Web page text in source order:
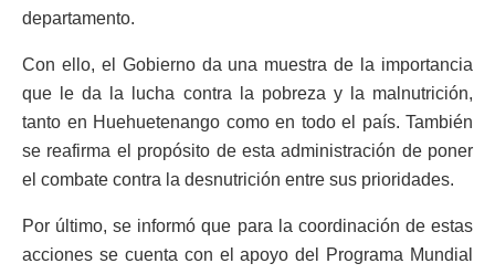
departamento.
Con ello, el Gobierno da una muestra de la importancia
que le da la lucha contra la pobreza y la malnutrición,
tanto en Huehuetenango como en todo el país. También
se reafirma el propósito de esta administración de poner
el combate contra la desnutrición entre sus prioridades.
Por último, se informó que para la coordinación de estas
acciones se cuenta con el apoyo del Programa Mundial